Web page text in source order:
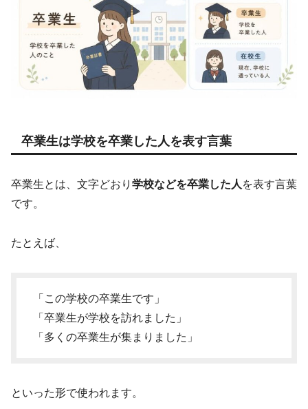
卒業生は学校を卒業した人を表す言葉
卒業生とは、文字どおり 学校などを卒業した人を表す言葉
です。
たとえば、
「この学校の卒業生です」
「卒業生が学校を訪れました」
「多くの卒業生が集まりました」
といった形で使われます。